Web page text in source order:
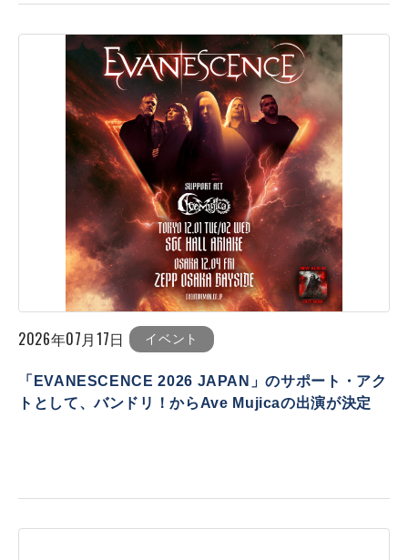
2026年07月17日 イベント
「EVANESCENCE 2026 JAPAN」のサポート・アク
トとして、バンドリ！からAve Mujicaの出演が決定